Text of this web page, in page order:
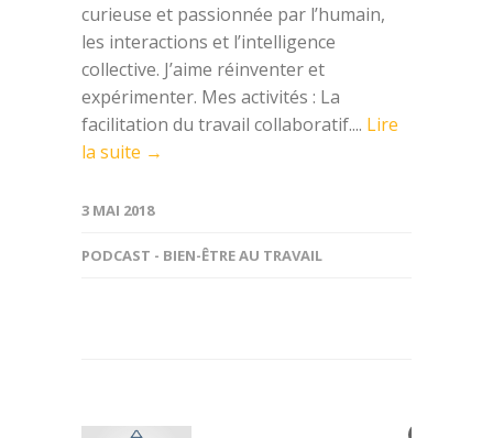
curieuse et passionnée par l’humain,
les interactions et l’intelligence
collective. J’aime réinventer et
expérimenter. Mes activités : La
facilitation du travail collaboratif.... Lire
la suite →
3 MAI 2018
PODCAST - BIEN-ÊTRE AU TRAVAIL